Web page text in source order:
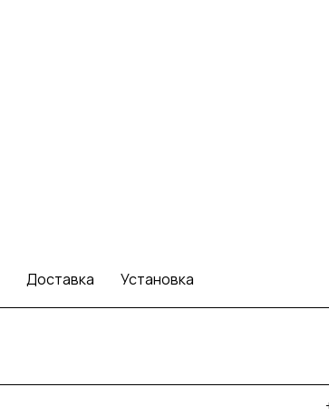
Доставка Установка